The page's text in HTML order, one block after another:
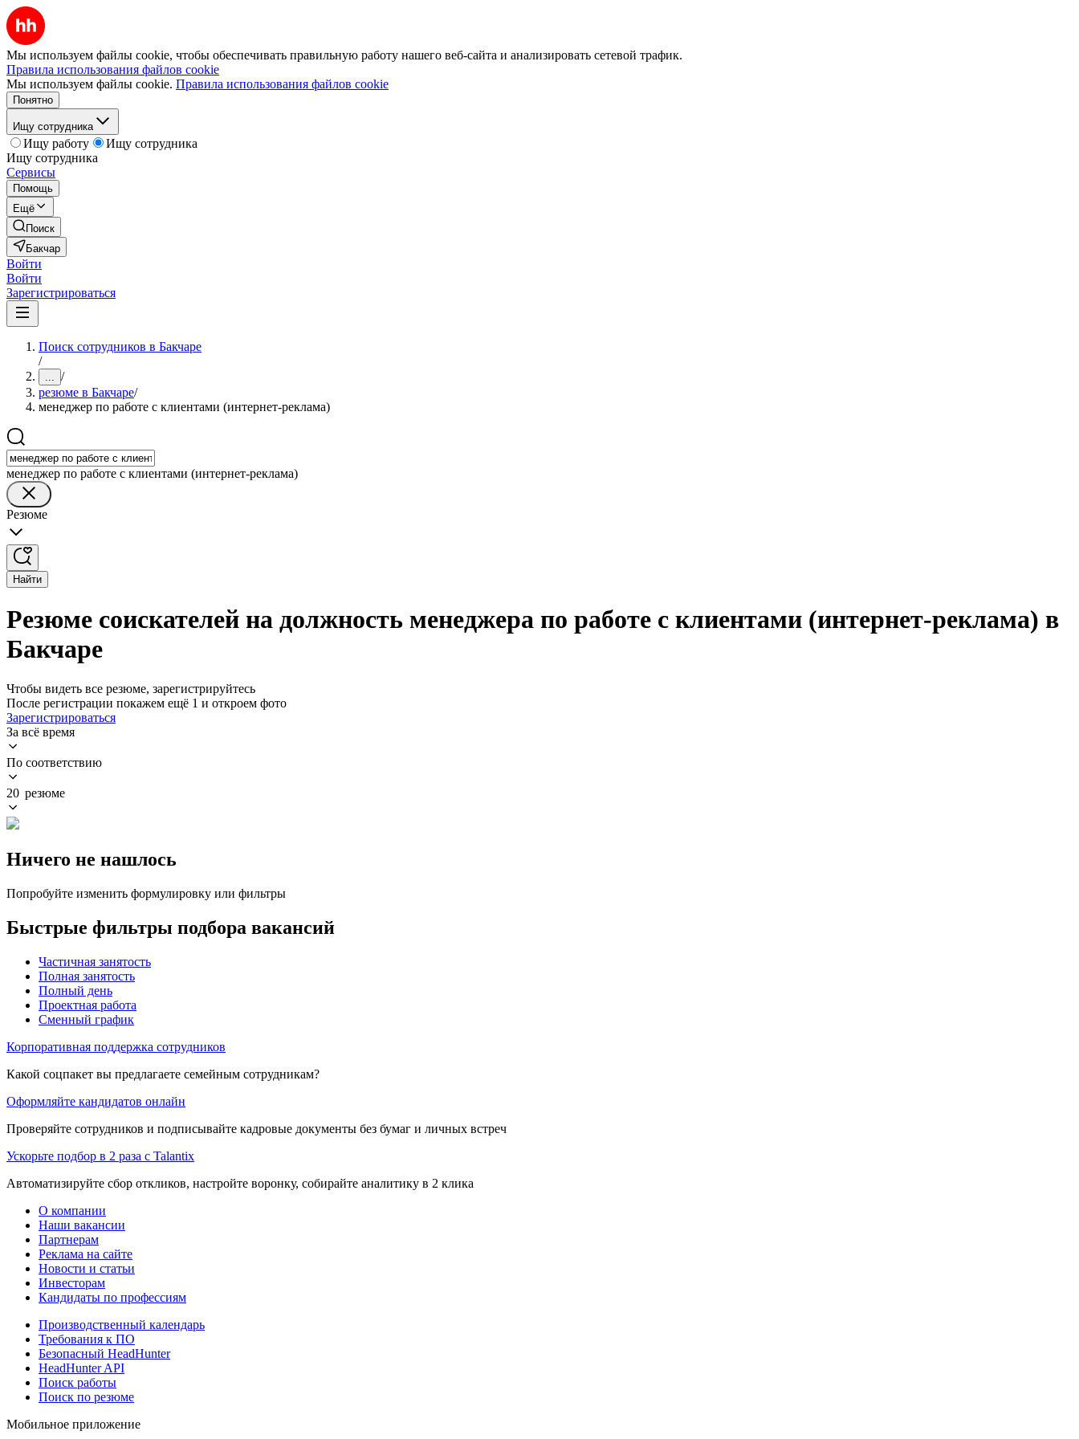
Мы используем файлы cookie, чтобы обеспечивать правильную работу нашего веб-сайта и анализировать сетевой трафик.
Правила использования файлов cookie
Мы используем файлы cookie. Правила использования файлов cookie
Понятно
Ищу сотрудника
Ищу работу
Ищу сотрудника
Ищу сотрудника
Сервисы
Помощь
Ещё
Поиск
Бакчар
Войти
Войти
Зарегистрироваться
Поиск сотрудников в Бакчаре
/
... /
резюме в Бакчаре/
менеджер по работе с клиентами (интернет-реклама)
менеджер по работе с клиентами (интернет-реклама)
Резюме
Найти
Резюме соискателей на должность менеджера по работе с клиентами (интернет-реклама) в
Бакчаре
Чтобы видеть все резюме, зарегистрируйтесь
После регистрации покажем ещё 1 и откроем фото
Зарегистрироваться
За всё время
По соответствию
20 резюме
Ничего не нашлось
Попробуйте изменить формулировку или фильтры
Быстрые фильтры подбора вакансий
Частичная занятость
Полная занятость
Полный день
Проектная работа
Сменный график
Корпоративная поддержка сотрудников
Какой соцпакет вы предлагаете семейным сотрудникам?
Оформляйте кандидатов онлайн
Проверяйте сотрудников и подписывайте кадровые документы без бумаг и личных встреч
Ускорьте подбор в 2 раза с Talantix
Автоматизируйте сбор откликов, настройте воронку, собирайте аналитику в 2 клика
О компании
Наши вакансии
Партнерам
Реклама на сайте
Новости и статьи
Инвесторам
Кандидаты по профессиям
Производственный календарь
Требования к ПО
Безопасный HeadHunter
HeadHunter API
Поиск работы
Поиск по резюме
Мобильное приложение